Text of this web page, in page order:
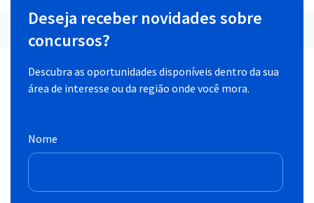
Deseja receber novidades sobre
concursos?
Descubra as oportunidades disponíveis dentro da sua
área de interesse ou da região onde você mora.
Nome